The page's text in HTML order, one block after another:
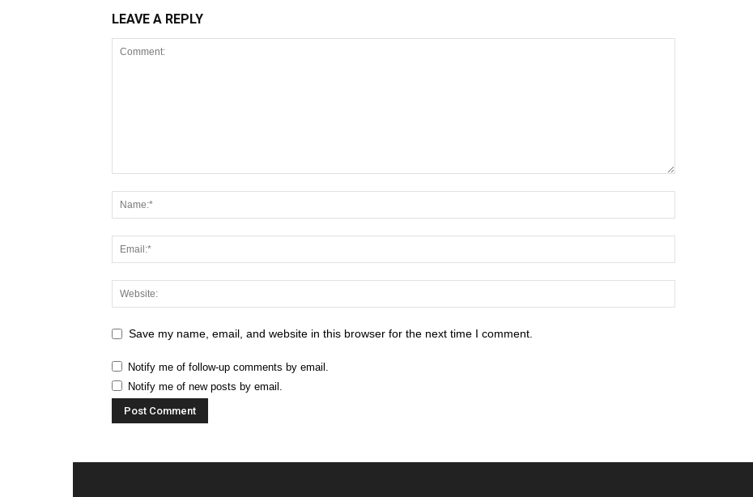
LEAVE A REPLY
Save my name, email, and website in this browser for the next time I comment.
Notify me of follow-up comments by email.
Notify me of new posts by email.